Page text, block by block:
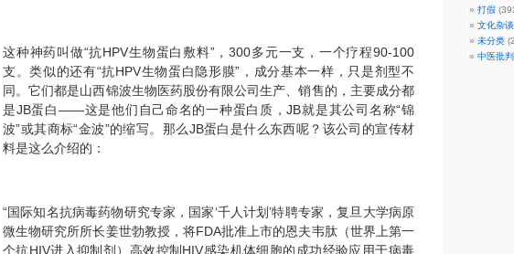
这种神药叫做“抗HPV生物蛋白敷料”，300多元一支，一个疗程90-100
支。类似的还有“抗HPV生物蛋白隐形膜”，成分基本一样，只是剂型不
同。它们都是山西锦波生物医药股份有限公司生产、销售的，主要成分都
是JB蛋白——这是他们自己命名的一种蛋白质，JB就是其公司名称“锦
波”或其商标“金波”的缩写。那么JB蛋白是什么东西呢？该公司的宣传材
料是这么介绍的：
“国际知名抗病毒药物研究专家，国家‘千人计划’特聘专家，复旦大学病原
微生物研究所所长姜世勃教授，将FDA批准上市的恩夫韦肽（世界上第一
个抗HIV进入抑制剂）高效控制HIV感染机体细胞的成功经验应用于病毒
打假
文化杂谈
未分类
中医批判